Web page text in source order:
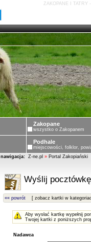
ZAKOPANE I TATRY
Zakopane
wszystko o Zakopanem
Podhale
miejscowości, folklor,
nawigacja: Z-ne.pl » Portal Zakopiański
Wyślij
«« powrót [ zobacz kartki w
Aby wysłać kartkę wypełnij
Twojej kartki z poniższych
Nadawca